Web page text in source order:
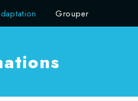
Grouper